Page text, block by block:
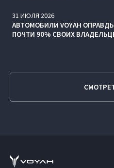
31 ИЮЛЯ 2026
АВТОМОБИЛИ VOYAH
ПОЧТИ 90% СВОИХ